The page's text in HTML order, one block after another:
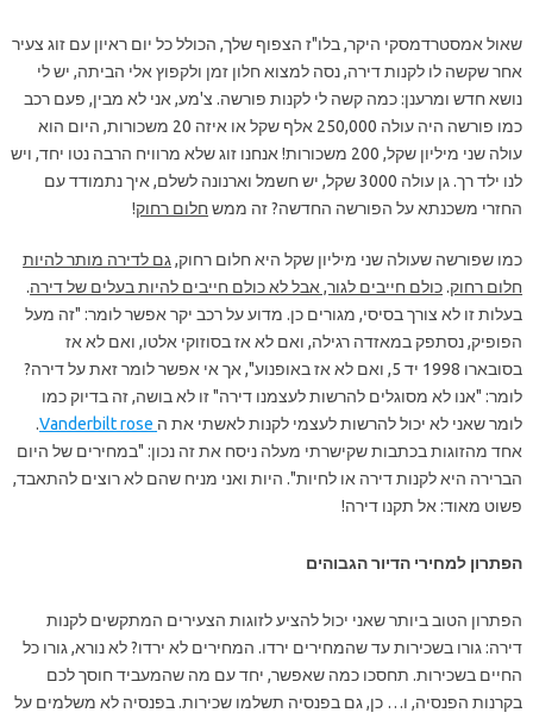
שאול אמסטרדמסקי היקר, בלו"ז הצפוף שלך, הכולל כל יום ראיון עם זוג צעיר
אחר שקשה לו לקנות דירה, נסה למצוא חלון זמן ולקפוץ אלי הביתה, יש לי
נושא חדש ומרענן: כמה קשה לי לקנות פורשה. צ'מע, אני לא מבין, פעם רכב
כמו פורשה היה עולה 250,000 אלף שקל או איזה 20 משכורות, היום הוא
עולה שני מיליון שקל, 200 משכורות! אנחנו זוג שלא מרוויח הרבה נטו יחד, ויש
לנו ילד רך. גן עולה 3000 שקל, יש חשמל וארנונה לשלם, איך נתמודד עם
החזרי משכנתא על הפורשה החדשה? זה ממשחלום רחוק!
כמו שפורשה שעולה שני מיליון שקל היא חלום רחוק,גם לדירה מותר להיות
חלום רחוק.כולם חייבים לגור, אבל לא כולם חייבים להיות בעלים של דירה.
בעלות זו לא צורך בסיסי, מגורים כן. מדוע על רכב יקר אפשר לומר: "זה מעל
הפופיק, נסתפק במאזדה רגילה, ואם לא אז בסוזוקי אלטו, ואם לא אז
בסובארו 1998 יד 5, ואם לא אז באופנוע", אך אי אפשר לומר זאת על דירה?
לומר: "אנו לא מסוגלים להרשות לעצמנו דירה" זו לא בושה, זה בדיוק כמו
לומר שאני לא יכול להרשות לעצמי לקנות לאשתי את הVanderbilt rose
.
אחד מהזוגות בכתבות שקישרתי מעלה ניסח את זה נכון: "במחירים של היום
הברירה היא לקנות דירה או לחיות". היות ואני מניח שהם לא רוצים להתאבד,
פשוט מאוד: אל תקנו דירה!
הפתרון למחירי הדיור הגבוהים
הפתרון הטוב ביותר שאני יכול להציע לזוגות הצעירים המתקשים לקנות
דירה: גורו בשכירות עד שהמחירים ירדו. המחירים לא ירדו? לא נורא, גורו כל
החיים בשכירות. תחסכו כמה שאפשר, יחד עם מה שהמעביד חוסך לכם
בקרנות הפנסיה, ו… כן, גם בפנסיה תשלמו שכירות. בפנסיה לא משלמים על